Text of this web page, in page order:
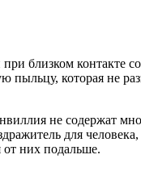
близком контакте
которая не
не содержат
для
от них подальше.